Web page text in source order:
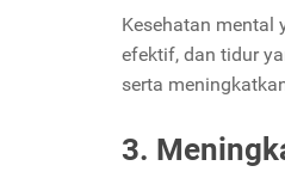
Kesehatan mental
efektif, dan tidur
serta
3.